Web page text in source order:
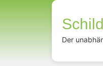
Der